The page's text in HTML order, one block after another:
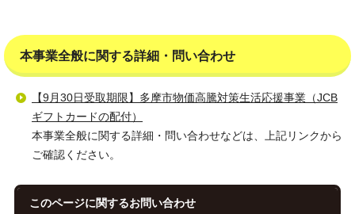
本事業全般に関する詳細・問い合わせ
【9月30日受取期限】多摩市物価高騰対策生活応援事業（JCB
ギフトカードの配付）
本事業全般に関する詳細・問い合わせなどは、上記リンクから
ご確認ください。
このページに関するお問い合わせ